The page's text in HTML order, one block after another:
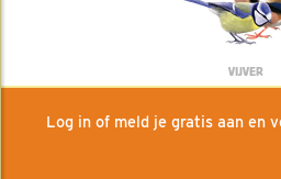
VIJVER
Log in of meld je gratis aan en